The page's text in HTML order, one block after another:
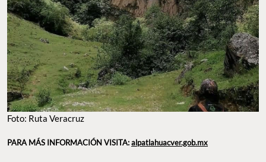
Foto: Ruta Veracruz
PARA MÁS INFORMACIÓN VISITA:alpatlahuacver.gob.mx